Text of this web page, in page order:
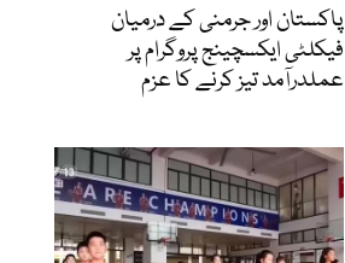
پاکستان اور جرمنی کے درمیان
فیکلٹی ایکسچینج پروگرام پر
عملدرآمد تیز کرنے کا عزم